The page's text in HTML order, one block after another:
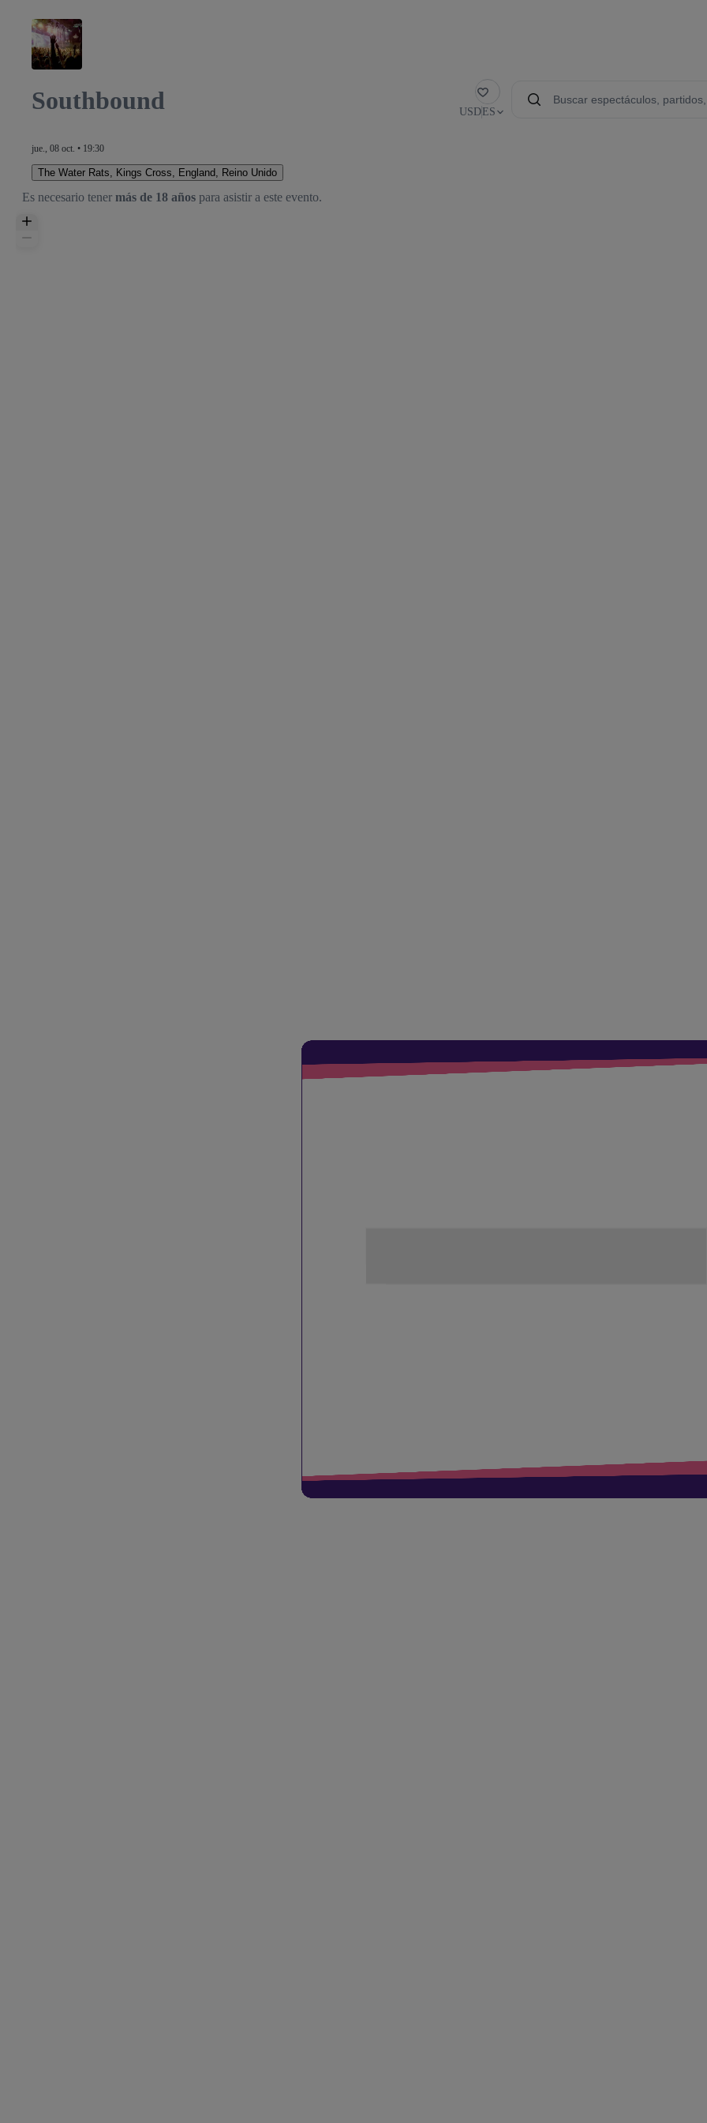
Southbound
jue., 08 oct. • 19:30
The Water Rats Kings Cross, England, Reino Unido
USD ES
Es necesario tener más de 18 años para asistir a este evento.